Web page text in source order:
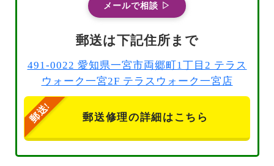
メールで相談 ▷
郵送は下記住所まで
491-0022 愛知県一宮市両郷町1丁目2 テラス
ウォーク一宮2F テラスウォーク一宮店
郵送修理の詳細はこちら